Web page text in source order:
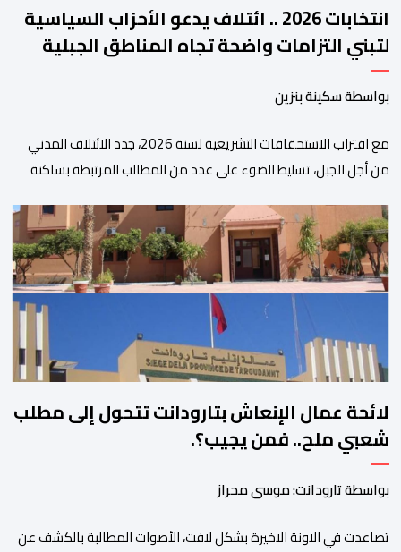
انتخابات 2026 .. ائتلاف يدعو الأحزاب السياسية
لتبني التزامات واضحة تجاه المناطق الجبلية
بواسطة سكينة بنزين
مع اقتراب الاستحقاقات التشريعية لسنة 2026، جدد الائتلاف المدني
من أجل الجبل، تسليط الضوء على عدد من المطالب المرتبطة بساكنة
فيها الأحزاب السياسية، إلى ادراج 10 التزامات ضمن برامجها الانتخابية
المنتظرة، في إطار تعاقد سياسي مع المناطق الجبلية والانتقال من
الوعود الانتخابية إلى التزامات عملية […]
لائحة عمال الإنعاش بتارودانت تتحول إلى مطلب
شعبي ملح.. فمن يجيب؟.
بواسطة تارودانت: موسى محراز
تصاعدت في الاونة الاخيرة بشكل لافت، الأصوات المطالبة بالكشف عن